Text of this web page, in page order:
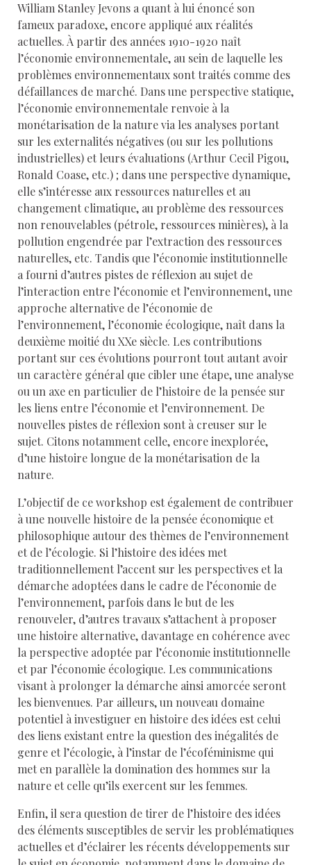
William Stanley Jevons a quant à lui énoncé son
fameux paradoxe, encore appliqué aux réalités
actuelles. À partir des années 1910-1920 naît
l’économie environnementale, au sein de laquelle les
problèmes environnementaux sont traités comme des
défaillances de marché. Dans une perspective statique,
l’économie environnementale renvoie à la
monétarisation de la nature via les analyses portant
sur les externalités négatives (ou sur les pollutions
industrielles) et leurs évaluations (Arthur Cecil Pigou,
Ronald Coase, etc.) ; dans une perspective dynamique,
elle s’intéresse aux ressources naturelles et au
changement climatique, au problème des ressources
non renouvelables (pétrole, ressources minières), à la
pollution engendrée par l’extraction des ressources
naturelles, etc. Tandis que l’économie institutionnelle
a fourni d’autres pistes de réflexion au sujet de
l’interaction entre l’économie et l’environnement, une
approche alternative de l’économie de
l’environnement, l’économie écologique, naît dans la
deuxième moitié du XXe siècle. Les contributions
portant sur ces évolutions pourront tout autant avoir
un caractère général que cibler une étape, une analyse
ou un axe en particulier de l’histoire de la pensée sur
les liens entre l’économie et l’environnement. De
nouvelles pistes de réflexion sont à creuser sur le
sujet. Citons notamment celle, encore inexplorée,
d’une histoire longue de la monétarisation de la
nature.
L’objectif de ce workshop est également de contribuer
à une nouvelle histoire de la pensée économique et
philosophique autour des thèmes de l’environnement
et de l’écologie. Si l’histoire des idées met
traditionnellement l’accent sur les perspectives et la
démarche adoptées dans le cadre de l’économie de
l’environnement, parfois dans le but de les
renouveler, d’autres travaux s’attachent à proposer
une histoire alternative, davantage en cohérence avec
la perspective adoptée par l’économie institutionnelle
et par l’économie écologique. Les communications
visant à prolonger la démarche ainsi amorcée seront
les bienvenues. Par ailleurs, un nouveau domaine
potentiel à investiguer en histoire des idées est celui
des liens existant entre la question des inégalités de
genre et l’écologie, à l’instar de l’écoféminisme qui
met en parallèle la domination des hommes sur la
nature et celle qu’ils exercent sur les femmes.
Enfin, il sera question de tirer de l’histoire des idées
des éléments susceptibles de servir les problématiques
actuelles et d’éclairer les récents développements sur